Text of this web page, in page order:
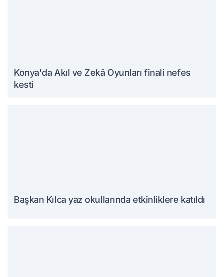
Konya'da Akıl ve Zekâ Oyunları finali nefes
kesti
Başkan Kılca yaz okullarında etkinliklere katıldı